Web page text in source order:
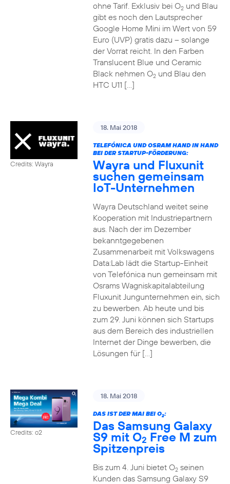
ohne Tarif. Exklusiv bei O2und Blau
gibt es noch den Lautsprecher
Google Home Mini im Wert von 59
Euro (UVP) gratis dazu – solange
der Vorrat reicht. In den Farben
Translucent Blue und Ceramic
Black nehmen O2und Blau den
HTC U11 […]
Credits: Wayra
18. Mai 2018
TELEFÓNICA UND OSRAM HAND IN HAND
BEI DER STARTUP-FÖRDERUNG:
Wayra und Fluxunit
suchen gemeinsam
IoT-Unternehmen
Wayra Deutschland weitet seine
Kooperation mit Industriepartnern
aus. Nach der im Dezember
bekanntgegebenen
Zusammenarbeit mit Volkswagens
Data:Lab lädt die Startup-Einheit
von Telefónica nun gemeinsam mit
Osrams Wagniskapitalabteilung
Fluxunit Jungunternehmen ein, sich
zu bewerben. Ab heute und bis
zum 29. Juni können sich Startups
aus dem Bereich des industriellen
Internet der Dinge bewerben, die
Lösungen für […]
Credits: o2
18. Mai 2018
DAS IST DER MAI BEI O2:
Das Samsung Galaxy
S9 mit O2 Free M zum
Spitzenpreis
Bis zum 4. Juni bietet O2seinen
Kunden das Samsung Galaxy S9